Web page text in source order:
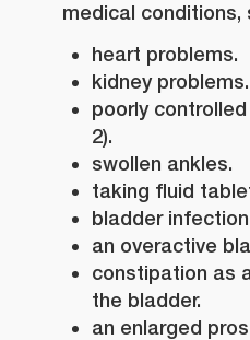
medical conditions,
heart problems.
kidney problems.
poorly
2).
swollen ankles.
taking fluid
bladder
an overactive
constipation as
the bladder.
an enlarged